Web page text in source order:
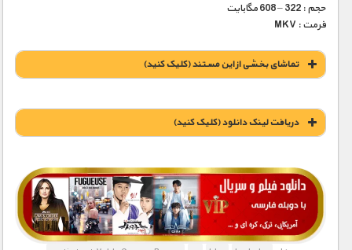
حجم : 322 – 608 مگابایت
فرمت : MKV
تماشای بخشی از این مستند (کلیک کنید)
دریافت لينک دانلود (کليک کنيد)
1900 تومان – خريد لينک دانلود (افزودن به سبد خريد)